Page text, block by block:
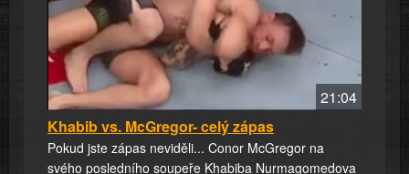
21:04
Khabib vs. McGregor- celý zápas
Pokud jste zápas neviděli... Conor McGregor na
svého posledního soupeře Khabiba Nurmagomedova